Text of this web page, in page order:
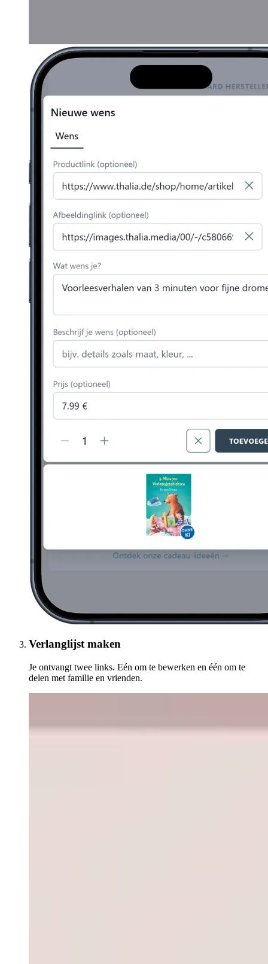
Verlanglijst maken
Je ontvangt twee links. Eén om te bewerken en één om te
delen met familie en vrienden.